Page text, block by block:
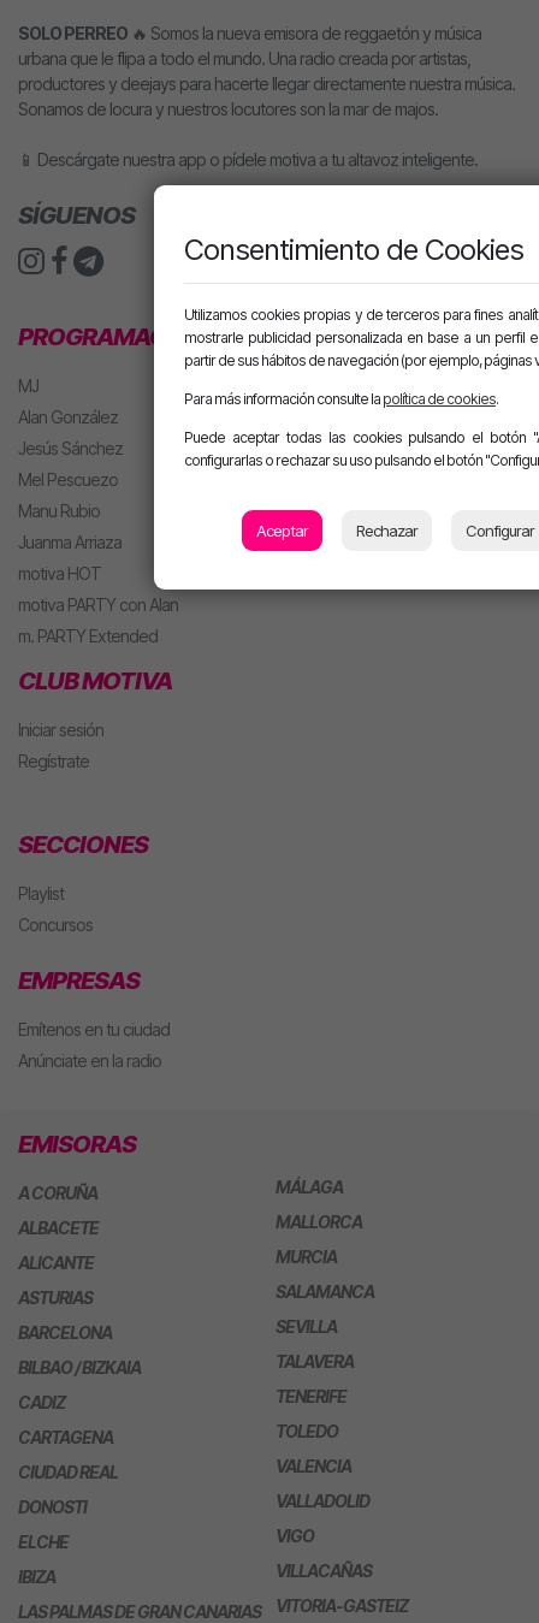
SOLO PERREO 🔥 Somos la nueva emisora de reggaetón y música
urbana que le flipa a todo el mundo. Una radio creada por artistas,
productores y deejays para hacerte llegar directamente nuestra música.
Sonamos de locura y nuestros locutores son la mar de majos.
📱 Descárgate nuestra app o pídele motiva a tu altavoz inteligente.
SÍGUENOS
PROGRAMACIÓN
MJ
Alan González
Jesús Sánchez
Mel Pescuezo
Manu Rubio
Juanma Arriaza
motiva HOT
motiva PARTY con Alan
m. PARTY Extended
CLUB MOTIVA
Iniciar sesión
Regístrate
SECCIONES
Playlist
Concursos
EMPRESAS
Emítenos en tu ciudad
Anúnciate en la radio
EMISORAS
A CORUÑA
ALBACETE
ALICANTE
ASTURIAS
BARCELONA
BILBAO / BIZKAIA
CADIZ
CARTAGENA
CIUDAD REAL
DONOSTI
ELCHE
IBIZA
LAS PALMAS DE GRAN CANARIAS
MÁLAGA
MALLORCA
MURCIA
SALAMANCA
SEVILLA
TALAVERA
TENERIFE
TOLEDO
VALENCIA
VALLADOLID
VIGO
VILLACAÑAS
VITORIA-GASTEIZ
Consentimiento de Cookies
Utilizamos cookies propias y de terceros para fines
mostrarle publicidad personalizada en base a un perfil
partir de sus hábitos de navegación (por ejemplo, páginas
Para más información consulte la política de cookies.
Puede aceptar todas las cookies pulsando el botón
configurarlas o rechazar su uso pulsando el botón
Aceptar Rechazar Configurar